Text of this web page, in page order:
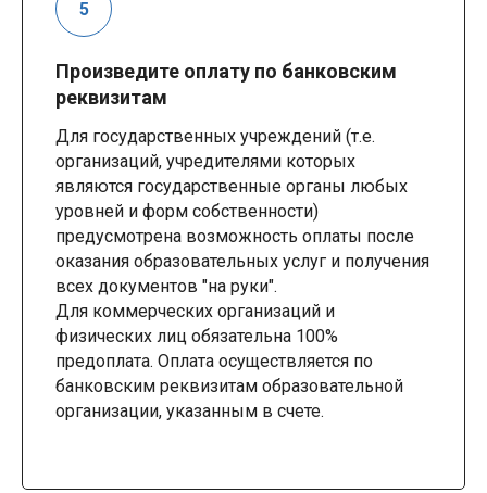
Произведите оплату по банковским
реквизитам
Для государственных учреждений (т.е.
организаций, учредителями которых
являются государственные органы любых
уровней и форм собственности)
предусмотрена возможность оплаты после
оказания образовательных услуг и получения
всех документов "на руки".
Для коммерческих организаций и
физических лиц обязательна 100%
предоплата. Оплата осуществляется по
банковским реквизитам образовательной
организации, указанным в счете.